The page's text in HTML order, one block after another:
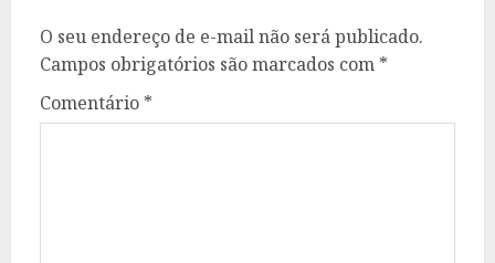
O seu endereço de e-mail não será publicado.
Campos obrigatórios são marcados com *
Comentário *